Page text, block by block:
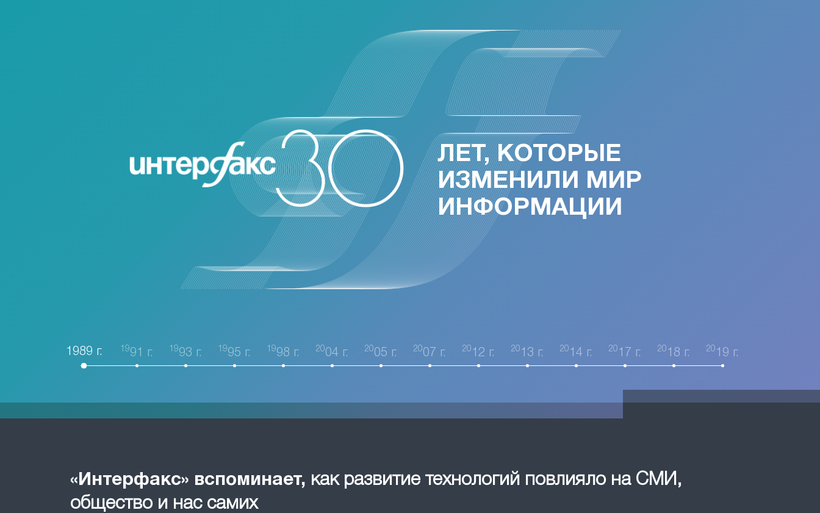
ЛЕТ, КОТОРЫЕ
ИЗМЕНИЛИ МИР
ИНФОРМАЦИИ
1989 г. 1991 г. 1993 г. 1995 г. 1998 г. 2004 г. 2005 г. 2007 г. 20 12 г. 20 13 г. 20 14 г. 20 17 г. 20 18 г. 20 19 г.
«Интерфакс» вспоминает, как развитие технологий повлияло на СМИ,
общество и нас самих